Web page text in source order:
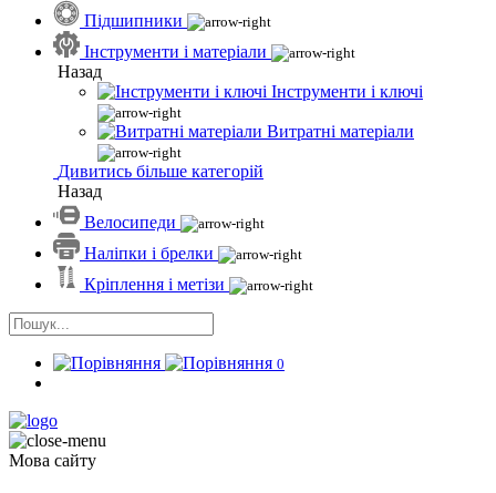
Підшипники
Інструменти і матеріали
Назад
Інструменти і ключі
Витратні матеріали
Дивитись більше категорій
Назад
Велосипеди
Наліпки і брелки
Кріплення і метізи
0
Мова сайту